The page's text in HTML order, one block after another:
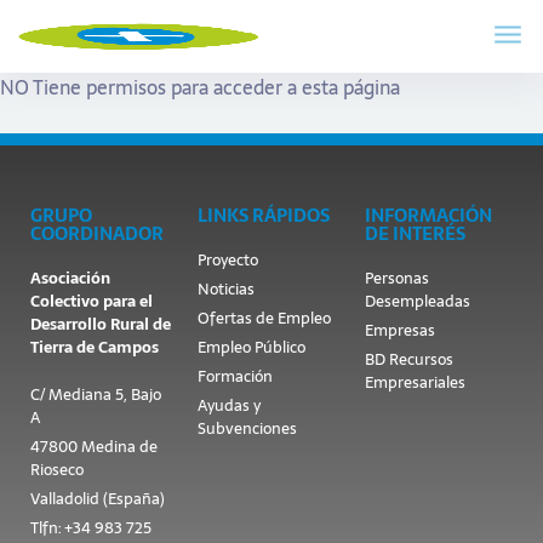
NO Tiene permisos para acceder a esta página
GRUPO
COORDINADOR
Asociación
Colectivo para el
Desarrollo Rural de
Tierra de Campos
C/ Mediana 5, Bajo
A
47800 Medina de
Rioseco
Valladolid (España)
Tlfn: +34 983 725
LINKS RÁPIDOS
Proyecto
Noticias
Ofertas de Empleo
Empleo Público
Formación
Ayudas y
Subvenciones
INFORMACIÓN
DE INTERÉS
Personas
Desempleadas
Empresas
BD Recursos
Empresariales